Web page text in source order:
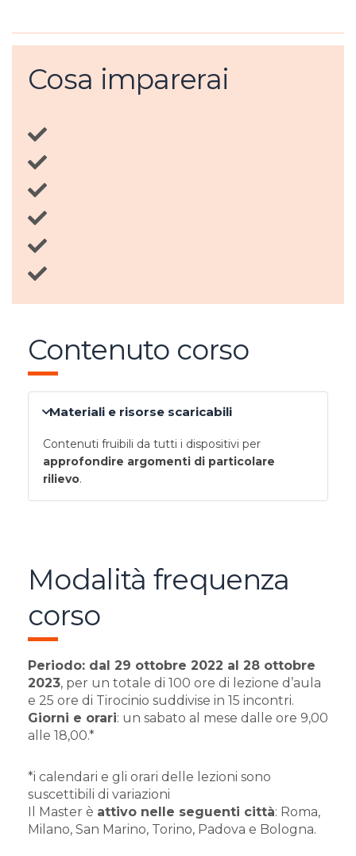
Cosa imparerai
Contenuto corso
Materiali e risorse scaricabili
Contenuti fruibili da tutti i dispositivi per
approfondire argomenti di particolare
rilievo.
Modalità frequenza
corso
Periodo: dal 29 ottobre 2022 al 28 ottobre
2023, per un totale di 100 ore di lezione d’aula
e 25 ore di Tirocinio suddivise in 15 incontri.
Giorni e orari: un sabato al mese dalle ore 9,00
alle 18,00.*
*i calendari e gli orari delle lezioni sono
suscettibili di variazioni
Il Master è attivo nelle seguenti città: Roma,
Milano, San Marino, Torino, Padova e Bologna.